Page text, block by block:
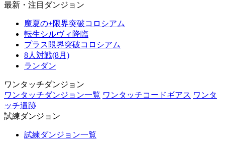
最新・注目ダンジョン
魔夏の+限界突破コロシアム
転生シルヴィ降臨
プラス限界突破コロシアム
8人対戦(8月)
ランダン
ワンタッチダンジョン
ワンタッチダンジョン一覧 ワンタッチコードギアス ワンタ
ッチ遺跡
試練ダンジョン
試練ダンジョン一覧